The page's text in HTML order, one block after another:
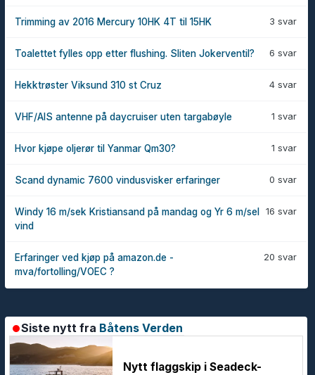
3 svar
Trimming av 2016 Mercury 10HK 4T til 15HK
6 svar
Toalettet fylles opp etter flushing. Sliten Jokerventil?
4 svar
Hekktrøster Viksund 310 st Cruz
1 svar
VHF/AIS antenne på daycruiser uten targabøyle
1 svar
Hvor kjøpe oljerør til Yanmar Qm30?
0 svar
Scand dynamic 7600 vindusvisker erfaringer
16 svar
Windy 16 m/sek Kristiansand på mandag og Yr 6 m/sel
vind
20 svar
Erfaringer ved kjøp på amazon.de -
mva/fortolling/VOEC ?
Siste nytt fra Båtens Verden
Nytt flaggskip i Seadeck-